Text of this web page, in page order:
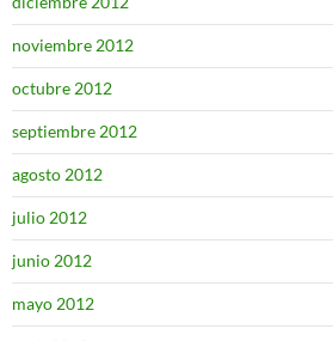
noviembre 2012
octubre 2012
septiembre 2012
agosto 2012
julio 2012
junio 2012
mayo 2012